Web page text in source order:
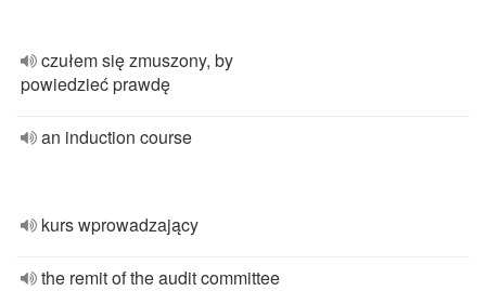
czułem się zmuszony, by
powiedzieć prawdę
an induction course
kurs wprowadzający
the remit of the audit committee